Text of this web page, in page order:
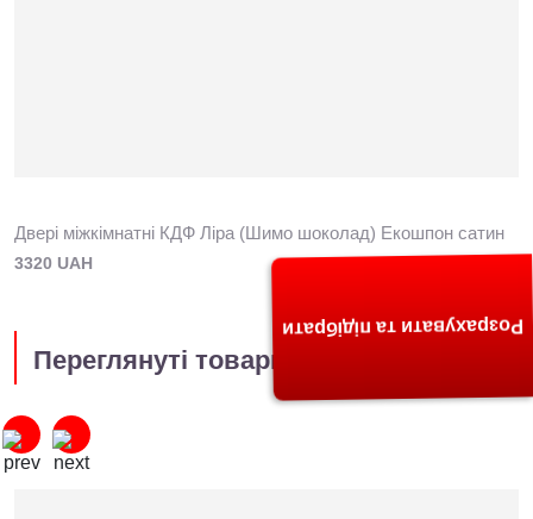
Двері міжкімнатні КДФ Ліра (Шимо шоколад) Екошпон сатин
3320 UAH
Переглянуті товари
Розрахувати та підібрати